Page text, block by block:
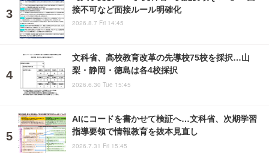
接不可など面接ルール明確化
2026.8.7 Fri 14:45
文科省、高校教育改革の先導校75校を採択…山
梨・静岡・徳島は各4校採択
2026.6.30 Tue 15:45
AIにコードを書かせて検証へ…文科省、次期学習
指導要領で情報教育を抜本見直し
2026.7.31 Fri 15:45